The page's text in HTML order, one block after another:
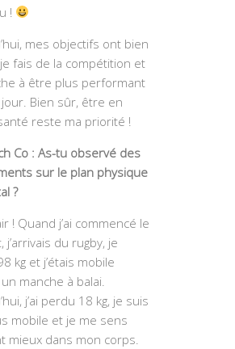
!
mes objectifs ont bien
fais de la compétition et
à être plus performant
Bien sûr, être en
reste ma priorité !
Co : As-tu observé des
sur le plan physique
?
! Quand j’ai commencé le
j’arrivais du rugby, je
kg et j’étais mobile
manche à balai.
j’ai perdu 18 kg, je suis
mobile et je me sens
mieux dans mon corps.